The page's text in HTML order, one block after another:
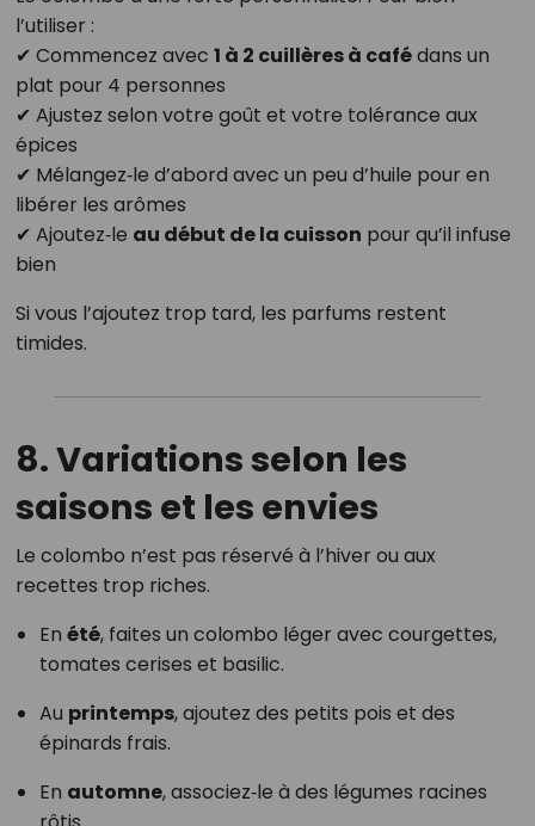
l’utiliser :
✔ Commencez avec 1 à 2 cuillères à cafédans un
plat pour 4 personnes
✔ Ajustez selon votre goût et votre tolérance aux
épices
✔ Mélangez‑le d’abord avec un peu d’huile pour en
libérer les arômes
✔ Ajoutez‑le au début de la cuisson pour qu’il infuse
bien
Si vous l’ajoutez trop tard, les parfums restent
timides.
8. Variations selon les
saisons et les envies
Le colombo n’est pas réservé à l’hiver ou aux
recettes trop riches.
En été, faites un colombo léger avec courgettes,
tomates cerises et basilic.
Au printemps, ajoutez des petits pois et des
épinards frais.
En automne, associez‑le à des légumes racines